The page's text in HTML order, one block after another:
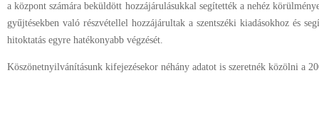
a központ számára beküldött hozzájárulásukkal segítették a nehéz
gyűjtésekben való részvétellel hozzájárultak a szentszéki kiadásokhoz és
hitoktatás egyre hatékonyabb végzését.
Köszönetnyilvánításunk kifejezésekor néhány adatot is szeretnék közölni a